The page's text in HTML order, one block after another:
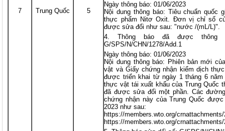
7 Trung Quốc 5
Ngày thông báo: 01/06/2023
Nội dung thông báo: Tiêu chuẩn quốc
thực phẩm Nitơ Oxit. Đơn vị chỉ số
được sửa đổi như sau: "nước /(mL/L)".
Thông báo đã được
G/SPS/N/CHN/1278/Add.1
Ngày thông báo: 01/06/2023
Nội dung thông báo: Phiên bản mới
vật và Giấy chứng nhận kiểm dịch
được triển khai từ ngày 1 tháng 6
thực vật tái xuất khẩu của Trung Quốc
đã được sửa đổi một phần. Các
chứng nhận này của Trung Quốc
2023 như sau:
https://members.wto.org/
https://members.wto.org/